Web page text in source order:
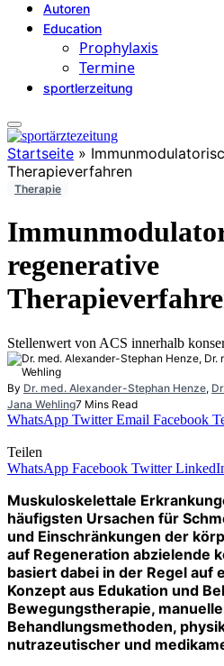
Autoren
Education
Prophylaxis
Termine
sportlerzeitung
Startseite »
Therapieverfahren
Therapie
regenerative
Stellenwert von ACS innerhalb
By Dr. med. Alexander-Stephan Henze,
Jana Wehling7 Mins Read
WhatsApp Twitter Email Facebook
Teilen
WhatsApp Facebook Twitter
Muskuloskelettale
häufigsten Ursachen für
und Einschränkungen der
auf Regeneration abzielende
basiert dabei in der Regel auf
Konzept aus Edukation und
Bewegungstherapie,
Behandlungsmethoden,
nutrazeutischer und